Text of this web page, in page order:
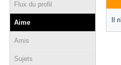
Flux du profil
Aime
Amis
Sujets
Il